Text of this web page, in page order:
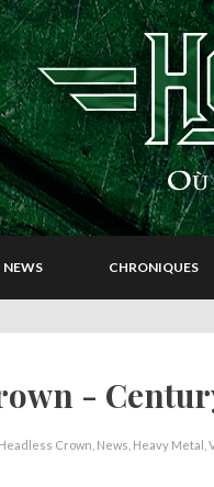
NEWS CHRONIQUES
-
Headless Crown News Heavy Metal